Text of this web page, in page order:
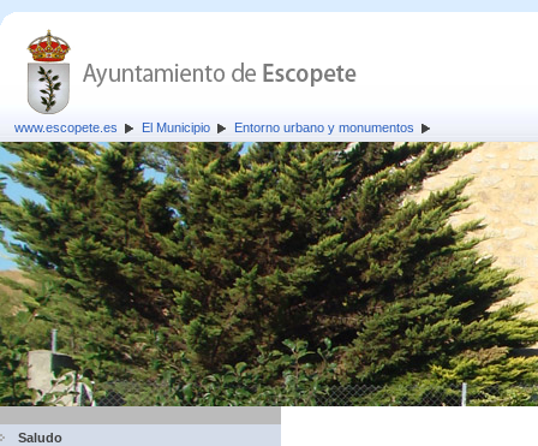
www.escopete.es El Municipio Entorno urbano y monumentos
Saludo